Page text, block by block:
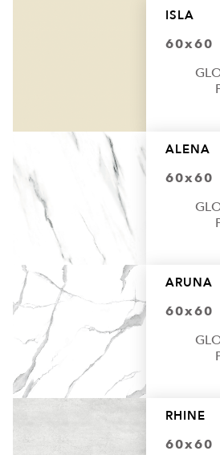
ISLA
60x60
ALENA
60x60
ARUNA
60x60
RHINE
60x60